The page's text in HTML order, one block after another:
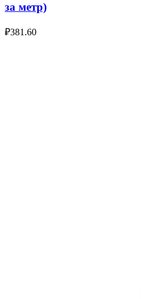
за метр)
₽381.60